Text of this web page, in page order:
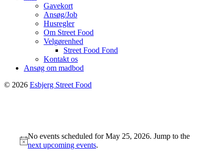
Gavekort
Ansøg/Job
Husregler
Om Street Food
Velgørenhed
Street Food Fond
Kontakt os
Ansøg om madbod
© 2026 Esbjerg Street Food
Notice
No events scheduled for May 25, 2026. Jump to the
next upcoming events.